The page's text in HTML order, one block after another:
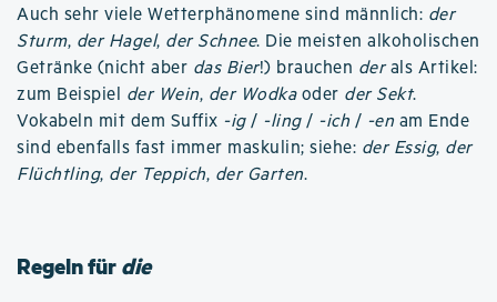
Auch sehr viele Wetterphänomene sind männlich: der
Sturm, der Hagel, der Schnee. Die meisten alkoholischen
Getränke (nicht aber das Bier!) brauchen derals Artikel:
zum Beispiel der Wein, der Wodkaoder der Sekt.
Vokabeln mit dem Suffix -ig/ -ling/ -ich / -en am Ende
sind ebenfalls fast immer maskulin; siehe: der Essig, der
Flüchtling, der Teppich, der Garten.
Regeln fürdie